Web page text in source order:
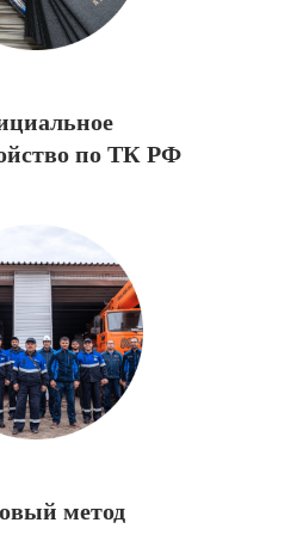
по ТК РФ
метод